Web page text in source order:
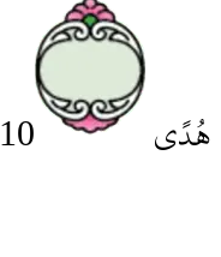
هُدًى 10